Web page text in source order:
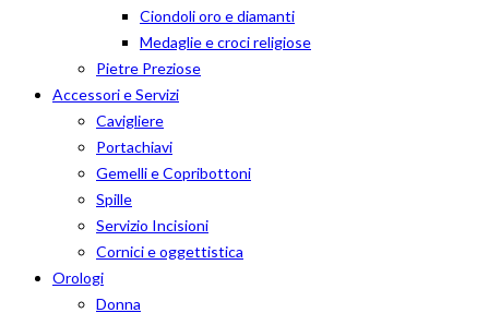
Ciondoli oro e diamanti
Medaglie e croci religiose
Pietre Preziose
Accessori e Servizi
Cavigliere
Portachiavi
Gemelli e Copribottoni
Spille
Servizio Incisioni
Cornici e oggettistica
Orologi
Donna